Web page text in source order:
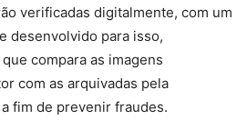
verificadas digitalmente, com um
desenvolvido para isso,
compara as imagens
com as arquivadas pela
fim de prevenir fraudes.